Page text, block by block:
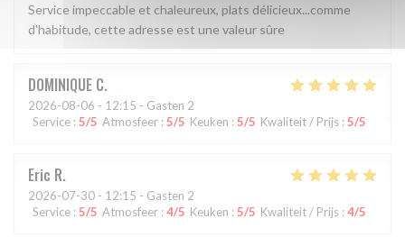
Service impeccable et chaleureux, plats délicieux...comme
d'habitude, cette adresse est une valeur sûre
DOMINIQUE C
2026-08-06 - 12:15 - Gasten 2
Service : 5/5 Atmosfeer : 5/5 Keuken :5/5 Kwaliteit / Prijs : 5/5
Eric R
2026-07-30 - 12:15 - Gasten 2
Service : 5/5 Atmosfeer : 4/5 Keuken : 5/5 Kwaliteit / Prijs : 4/5